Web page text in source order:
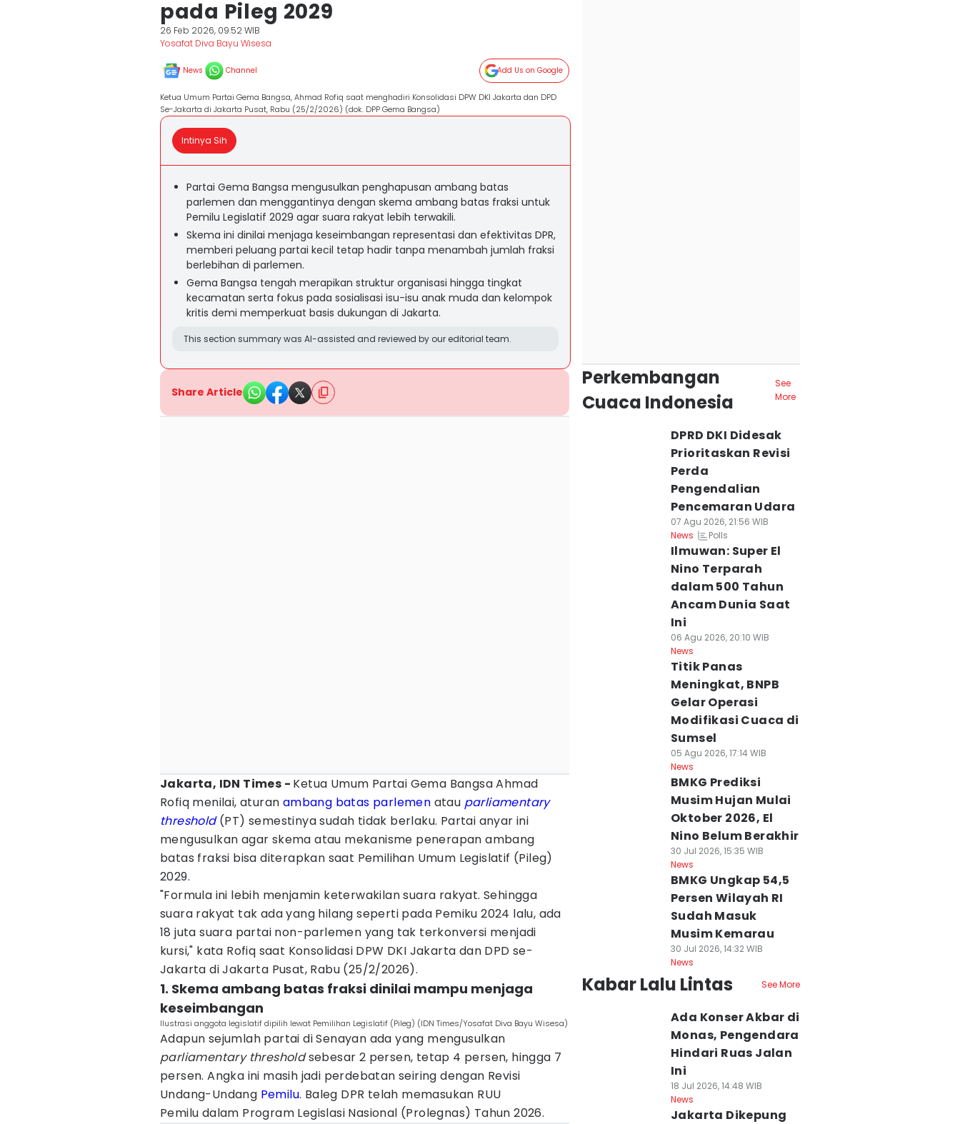
pada Pileg 2029
26 Feb 2026, 09:52 WIB
Yosafat Diva Bayu Wisesa
News Channel Add Us on Google
Ketua Umum Partai Gema Bangsa, Ahmad Rofiq saat menghadiri Konsolidasi DPW DKI Jakarta dan DPD
Se-Jakarta di Jakarta Pusat, Rabu (25/2/2026) (dok. DPP Gema Bangsa)
Intinya Sih
Partai Gema Bangsa mengusulkan penghapusan ambang batas
parlemen dan menggantinya dengan skema ambang batas fraksi untuk
Pemilu Legislatif 2029 agar suara rakyat lebih terwakili.
Skema ini dinilai menjaga keseimbangan representasi dan efektivitas DPR,
memberi peluang partai kecil tetap hadir tanpa menambah jumlah fraksi
berlebihan di parlemen.
Gema Bangsa tengah merapikan struktur organisasi hingga tingkat
kecamatan serta fokus pada sosialisasi isu-isu anak muda dan kelompok
kritis demi memperkuat basis dukungan di Jakarta.
This section summary was AI-assisted and reviewed by our editorial team.
Share Article
Jakarta, IDN Times - Ketua Umum Partai Gema Bangsa Ahmad
Rofiq menilai, aturan ambang batas parlemen atau parliamentary
threshold (PT) semestinya sudah tidak berlaku. Partai anyar ini
mengusulkan agar skema atau mekanisme penerapan ambang
batas fraksi bisa diterapkan saat Pemilihan Umum Legislatif (Pileg)
2029.
"Formula ini lebih menjamin keterwakilan suara rakyat. Sehingga
suara rakyat tak ada yang hilang seperti pada Pemiku 2024 lalu, ada
18 juta suara partai non-parlemen yang tak terkonversi menjadi
kursi," kata Rofiq saat Konsolidasi DPW DKI Jakarta dan DPD se-
Jakarta di Jakarta Pusat, Rabu (25/2/2026).
1. Skema ambang batas fraksi dinilai mampu menjaga
keseimbangan
Ilustrasi anggota legislatif dipilih lewat Pemilihan Legislatif (Pileg) (IDN Times/Yosafat Diva Bayu Wisesa)
Adapun sejumlah partai di Senayan ada yang mengusulkan
parliamentary thresholdsebesar 2 persen, tetap 4 persen, hingga 7
persen. Angka ini masih jadi perdebatan seiring dengan Revisi
Undang-Undang Pemilu. Baleg DPR telah memasukan RUU
Pemilu dalam Program Legislasi Nasional (Prolegnas) Tahun 2026.
Perkembangan
Cuaca Indonesia
See
More
DPRD DKI Didesak
Prioritaskan Revisi
Perda
Pengendalian
Pencemaran Udara
07 Agu 2026, 21:56 WIB
News
Polls
Ilmuwan: Super El
Nino Terparah
dalam 500 Tahun
Ancam Dunia Saat
Ini
06 Agu 2026, 20:10 WIB
News
Titik Panas
Meningkat, BNPB
Gelar Operasi
Modifikasi Cuaca di
Sumsel
05 Agu 2026, 17:14 WIB
News
BMKG Prediksi
Musim Hujan Mulai
Oktober 2026, El
Nino Belum Berakhir
30 Jul 2026, 15:35 WIB
News
BMKG Ungkap 54,5
Persen Wilayah RI
Sudah Masuk
Musim Kemarau
30 Jul 2026, 14:32 WIB
News
Kabar Lalu Lintas See More
Ada Konser Akbar di
Monas, Pengendara
Hindari Ruas Jalan
Ini
18 Jul 2026, 14:48 WIB
News
Jakarta Dikepung